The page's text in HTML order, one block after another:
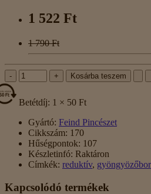
1 522 Ft
1 790 Ft
- + Kosárba teszem
Betétdíj: 1 × 50 Ft
Gyártó: Feind Pincészet
Cikkszám: 170
Hűségpontok: 107
Készletinfó: Raktáron
Címkék: reduktív, gyöngyözőbor
Kapcsolódó termékek